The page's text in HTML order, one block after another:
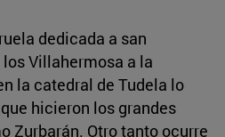
dedicada a san
Villahermosa a la
la catedral de Tudela lo
hicieron los grandes
Zurbarán. Otro tanto ocurre